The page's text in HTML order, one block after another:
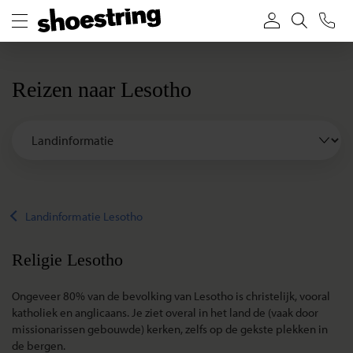
Reizen naar Lesotho
Landinformatie Lesotho
Religie Lesotho
Ongeveer 80% van de bevolking van Lesotho is christelijk, vooral
katholiek en anglicaans. Je ziet overal in het land de (vaak door
missionarissen gebouwde) kerken, zelfs op de gekste plekken in
de bergen.